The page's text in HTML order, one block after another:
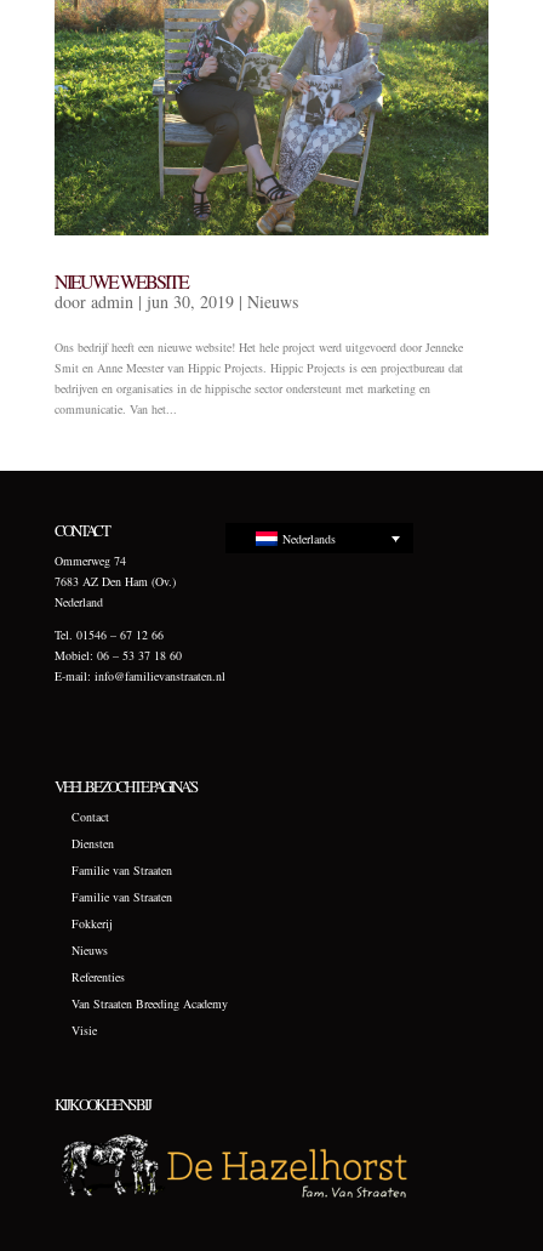
NIEUWE WEBSITE
door admin| jun 30, 2019| Nieuws
Ons bedrijf heeft een nieuwe website! Het hele project werd uitgevoerd door Jenneke
Smit en Anne Meester van Hippic Projects. Hippic Projects is een projectbureau dat
bedrijven en organisaties in de hippische sector ondersteunt met marketing en
communicatie. Van het...
CONTACT
Ommerweg 74
7683 AZ Den Ham (Ov.)
Nederland
Tel. 01546 – 67 12 66
Mobiel: 06 – 53 37 18 60
E-mail: info@familievanstraaten.nl
Nederlands
VEELBEZOCHTE PAGINA’S
Contact
Diensten
Familie van Straaten
Familie van Straaten
Fokkerij
Nieuws
Referenties
Van Straaten Breeding Academy
Visie
KIJK OOK EENS BIJ